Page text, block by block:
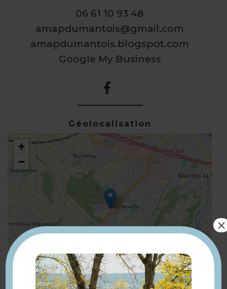
06 61 10 93 48
amapdumantois@gmail.com
amapdumantois.blogspot.com
Google My Business
Géolocalisation
+
−
Leaflet| ©OpenStreetMap
×